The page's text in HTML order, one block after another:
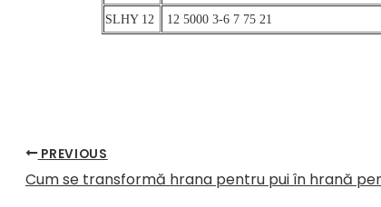
SLHY 12 12 5000 3-6 7 75 21
PREVIOUS
Cum se transformă hrana pentru pui în hrană